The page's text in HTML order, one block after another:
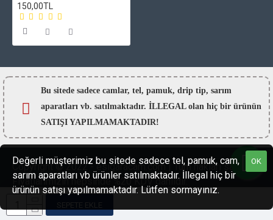
150,00TL
Bu sitede sadece camlar, tel, pamuk, drip tip, sarım
aparatları vb. satılmaktadır. İLLEGAL olan hiç bir ürünün
SATIŞI YAPILMAMAKTADIR!
Copyright © 2022 - esigaracam.com | Tüm hakları saklıdır.
Fiyatlarımızın hepsinde %20 KDV dahildir.
OK
Değerli müşterimiz bu sitede sadece tel, pamuk, cam,
sarım aparatları vb ürünler satılmaktadır. İllegal hiç bir
ürünün satışı yapılmamaktadır. Lütfen sormayınız.